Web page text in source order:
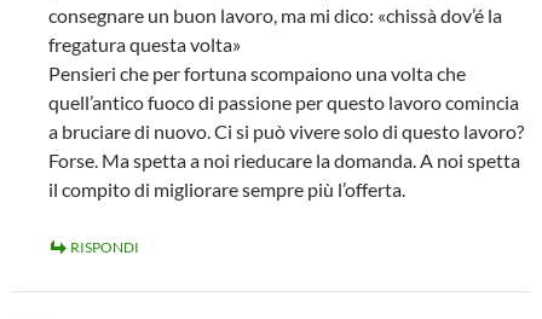
consegnare un buon lavoro, ma mi dico: «chissà dov’é la
fregatura questa volta»
Pensieri che per fortuna scompaiono una volta che
quell’antico fuoco di passione per questo lavoro comincia
a bruciare di nuovo. Ci si può vivere solo di questo lavoro?
Forse. Ma spetta a noi rieducare la domanda. A noi spetta
il compito di migliorare sempre più l’offerta.
RISPONDI